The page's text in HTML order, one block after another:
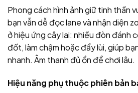
Phong cách hình ảnh giữ tinh thần
bạn vẫn dễ đọc lane và nhận diện
ở hiệu ứng cây lai: nhiều đòn đánh
đốt, làm chậm hoặc đẩy lùi, giúp
nhanh. Âm thanh đủ ổn để chơi lâu.
Hiệu năng phụ thuộc phiên bản